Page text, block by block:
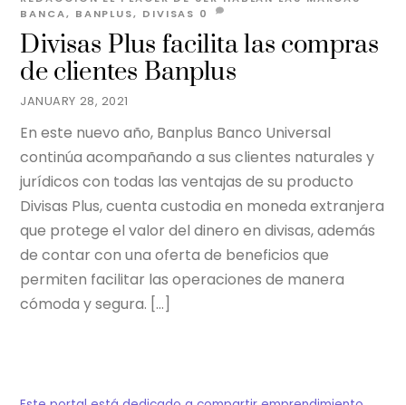
JANUARY 28, 2021
Divisas Plus facilita las compras
de clientes Banplus
BANCA, BANPLUS, DIVISAS 0
En este nuevo año, Banplus Banco Universal
continúa acompañando a sus clientes naturales y
jurídicos con todas las ventajas de su producto
Divisas Plus, cuenta custodia en moneda extranjera
que protege el valor del dinero en divisas, además
de contar con una oferta de beneficios que
permiten facilitar las operaciones de manera
cómoda y segura. […]